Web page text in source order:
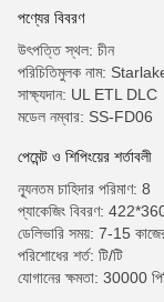
পণ্যের বিবরণ
উৎপত্তি স্থল: চীন
পরিচিতিমুলক নাম:
সাক্ষ্যদান: UL ETL DLC
মডেল নম্বার: SS-FD06
পেমেন্ট ও শিপিংয়ের শর্তাবলী
ন্যূনতম চাহিদার পরিমাণ: 8
প্যাকেজিং বিবরণ:
ডেলিভারি সময়: 7-15
পরিশোধের শর্ত: টি/টি
যোগানের ক্ষমতা: 30000